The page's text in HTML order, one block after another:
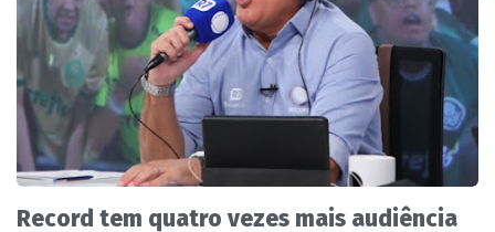
Record tem quatro vezes mais audiência